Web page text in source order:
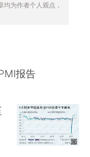
为作者个人观点，
报告